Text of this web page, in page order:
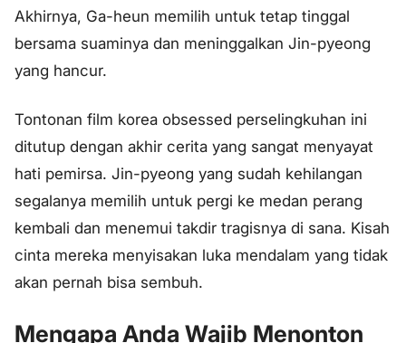
Akhirnya, Ga-heun memilih untuk tetap tinggal
bersama suaminya dan meninggalkan Jin-pyeong
yang hancur.
Tontonan film korea obsessed perselingkuhan ini
ditutup dengan akhir cerita yang sangat menyayat
hati pemirsa. Jin-pyeong yang sudah kehilangan
segalanya memilih untuk pergi ke medan perang
kembali dan menemui takdir tragisnya di sana. Kisah
cinta mereka menyisakan luka mendalam yang tidak
akan pernah bisa sembuh.
Mengapa Anda Wajib Menonton